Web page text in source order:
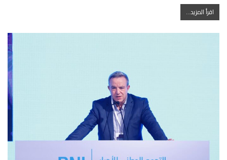
اقرأ المزيد...